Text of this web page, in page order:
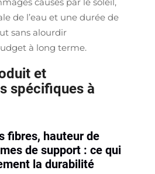
de l’eau et une durée de
sans alourdir
à long terme.
et
spécifiques à
fibres, hauteur de
de support : ce qui
la durabilité